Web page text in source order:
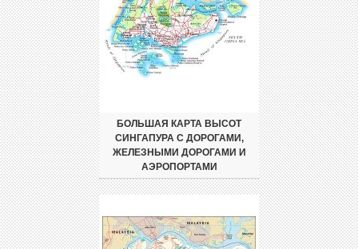
БОЛЬШАЯ КАРТА ВЫСОТ
СИНГАПУРА С ДОРОГАМИ,
ЖЕЛЕЗНЫМИ ДОРОГАМИ И
АЭРОПОРТАМИ